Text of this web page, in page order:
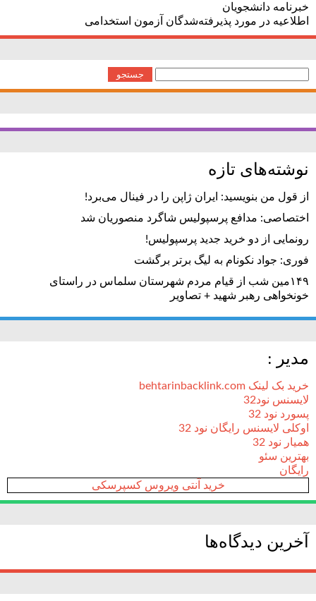
خبرنامه دانشجویان
اطلاعیه در مورد پذیرفته‌شدگان آزمون استخدامی
برای:
نوشته‌های تازه
از قول من بنویسید: ایران ژاپن را در فینال می‌برد!
اختصاصی: مدافع پرسپولیس شاگرد منصوریان شد
رونمایی از دو خرید جدید پرسپولیس!
فوری: جواد نکونام به لیگ برتر برگشت
۱۴۹مین شب از قیام مردم شهرستان سلماس در راستای
خونخواهی رهبر شهید + تصاویر
مدیر :
خرید بک لینک behtarinbacklink.com
لایسنس نود32
پسورد نود 32
اوکلی لایسنس رایگان نود 32
همیار نود 32
بهترین سئو
رایگان
خرید آنتی ویروس کسپرسکی
آخرین دیدگاه‌ها